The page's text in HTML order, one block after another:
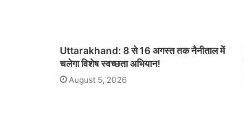
Uttarakhand: 8 से 16 अगस्त तक नैनीताल में
चलेगा विशेष स्वच्छता अभियान!
August 5, 2026